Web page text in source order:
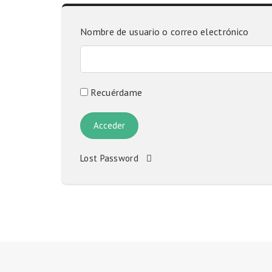
Nombre de usuario o correo electrónico
Recuérdame
Lost Password